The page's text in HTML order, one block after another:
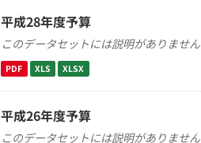
平成28年度予算
このデータセットには説明がありません
PDF XLS XLSX
平成26年度予算
このデータセットには説明がありません